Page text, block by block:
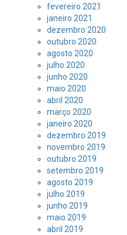
fevereiro 2021
janeiro 2021
dezembro 2020
outubro 2020
agosto 2020
julho 2020
junho 2020
maio 2020
abril 2020
março 2020
janeiro 2020
dezembro 2019
novembro 2019
outubro 2019
setembro 2019
agosto 2019
julho 2019
junho 2019
maio 2019
abril 2019